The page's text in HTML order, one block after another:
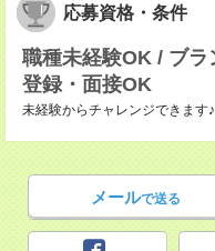
応募資格・条件
職種未経験OK / ブ
登録・面接OK
未経験からチャレンジできます♪
メールで送る